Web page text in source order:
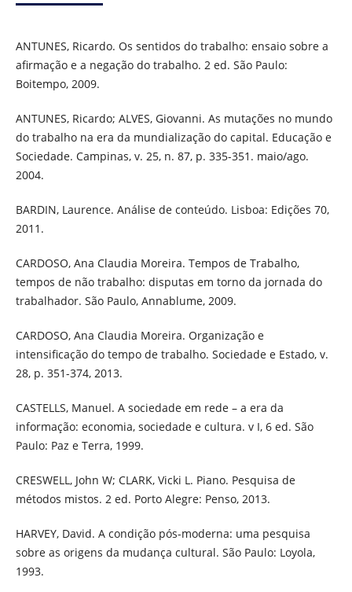
ANTUNES, Ricardo. Os sentidos do trabalho: ensaio sobre a
afirmação e a negação do trabalho. 2 ed. São Paulo:
Boitempo, 2009.
ANTUNES, Ricardo; ALVES, Giovanni. As mutações no mundo
do trabalho na era da mundialização do capital. Educação e
Sociedade. Campinas, v. 25, n. 87, p. 335-351. maio/ago.
2004.
BARDIN, Laurence. Análise de conteúdo. Lisboa: Edições 70,
2011.
CARDOSO, Ana Claudia Moreira. Tempos de Trabalho,
tempos de não trabalho: disputas em torno da jornada do
trabalhador. São Paulo, Annablume, 2009.
CARDOSO, Ana Claudia Moreira. Organização e
intensificação do tempo de trabalho. Sociedade e Estado, v.
28, p. 351-374, 2013.
CASTELLS, Manuel. A sociedade em rede – a era da
informação: economia, sociedade e cultura. v I, 6 ed. São
Paulo: Paz e Terra, 1999.
CRESWELL, John W; CLARK, Vicki L. Piano. Pesquisa de
métodos mistos. 2 ed. Porto Alegre: Penso, 2013.
HARVEY, David. A condição pós-moderna: uma pesquisa
sobre as origens da mudança cultural. São Paulo: Loyola,
1993.